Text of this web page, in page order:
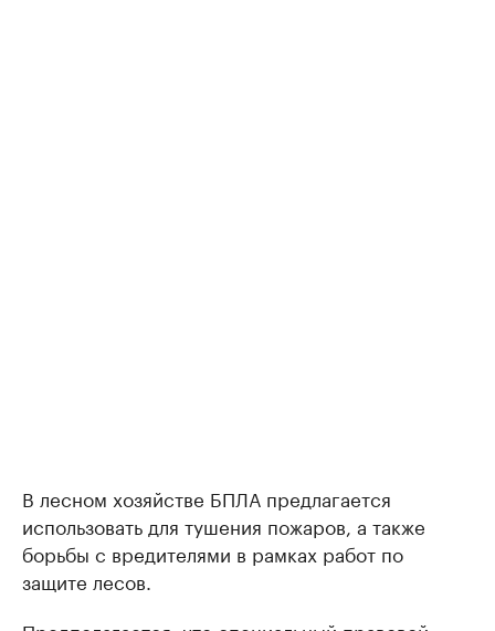
В лесном хозяйстве БПЛА предлагается
использовать для тушения пожаров, а также
борьбы с вредителями в рамках работ по
защите лесов.